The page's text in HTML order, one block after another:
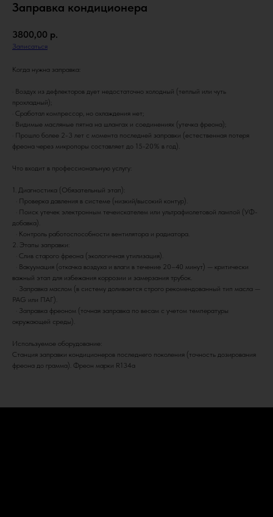
Заправка кондиционера
3800,00 р.
Записаться
Когда нужна заправка:
· Воздух из дефлекторов дует недостаточно холодный (теплый или чуть
прохладный);
· Сработал компрессор, но охлаждения нет;
· Видимые масляные пятна на шлангах и соединениях (утечка фреона);
· Прошло более 2-3 лет с момента последней заправки (естественная потеря
фреона через микропоры составляет до 15-20% в год).
Что входит в профессиональную услугу:
1. Диагностика (Обязательный этап):
· Проверка давления в системе (низкий/высокий контур).
· Поиск утечек электронным течеискателем или ультрафиолетовой лампой (УФ-
добавка).
· Контроль работоспособности вентилятора и радиатора.
2. Этапы заправки:
· Слив старого фреона (экологичная утилизация).
· Вакуумация (откачка воздуха и влаги в течение 20–40 минут) — критически
важный этап для избежания коррозии и замерзания трубок.
· Заправка маслом (в систему доливается строго рекомендованный тип масла —
PAG или ПАГ).
· Заправка фреоном (точная заправка по весам с учетом температуры
окружающей среды).
Используемое оборудование:
Станция заправки кондиционеров последнего поколения (точность дозирования
фреона до грамма). Фреон марки R134a